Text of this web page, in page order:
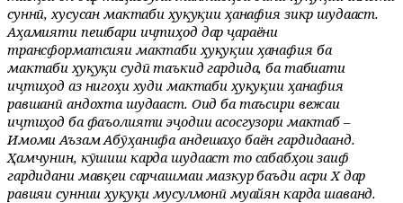
суннӣ, хусусан мактаби ҳуқуқии ҳанафия зикр шудааст.
Аҳамияти пешбари иҷтиҳод дар ҷараёни
трансформатсияи мактаби ҳуқуқии ҳанафия ба
мактаби ҳуқуқи судӣ таъкид гардида, ба табиати
иҷтиҳод аз нигоҳи худи мактаби ҳуқуқии ҳанафия
равшанӣ андохта шудааст. Оид ба таъсири вежаи
иҷтиҳод ба фаъолияти эҷодии асосгузори мактаб –
Имоми Аъзам Абӯҳанифа андешаҳо баён гардидаанд.
Ҳамчунин, кӯшиш карда шудааст то сабабҳои заиф
гардидани мавқеи сарчашмаи мазкур баъди асри Х дар
равияи суннии ҳуқуқи мусулмонӣ муайян карда шаванд.